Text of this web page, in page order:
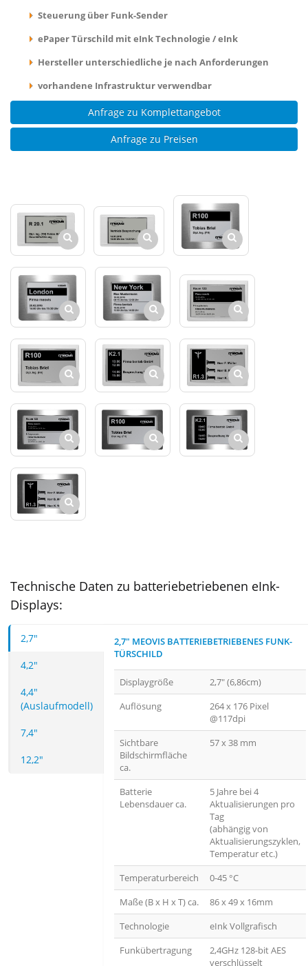
Steuerung über Funk-Sender
ePaper Türschild mit eInk Technologie / eInk
Hersteller unterschiedliche je nach Anforderungen
vorhandene Infrastruktur verwendbar
Anfrage zu Komplettangebot
Anfrage zu Preisen
Technische Daten zu batteriebetriebenen eInk-
Displays:
2,7"
4,2"
4,4"
(Auslaufmodell)
7,4"
12,2"
2,7" MEOVIS BATTERIEBETRIEBENES FUNK-
TÜRSCHILD
Displaygröße
2,7" (6,86cm)
Auflösung
264 x 176 Pixel
@117dpi
Sichtbare
Bildschirmfläche
ca.
57 x 38 mm
Batterie
Lebensdauer ca.
5 Jahre bei 4
Aktualisierungen pro
Tag
(abhängig von
Aktualisierungszyklen,
Temperatur etc.)
Temperaturbereich
0-45 °C
Maße (B x H x T) ca.
86 x 49 x 16mm
Technologie
eInk Vollgrafisch
Funkübertragung
2,4GHz 128-bit AES
verschlüsselt